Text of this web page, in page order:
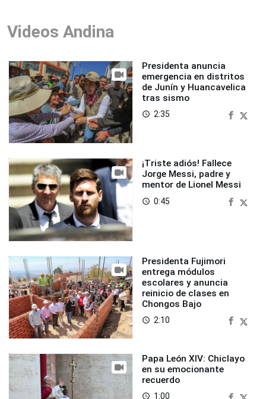
Videos Andina
Presidenta anuncia
emergencia en distritos
de Junín y Huancavelica
tras sismo
access_time 2:35
¡Triste adiós! Fallece
Jorge Messi, padre y
mentor de Lionel Messi
access_time 0:45
Presidenta Fujimori
entrega módulos
escolares y anuncia
reinicio de clases en
Chongos Bajo
access_time 2:10
Papa León XIV: Chiclayo
en su emocionante
recuerdo
access_time 1:00